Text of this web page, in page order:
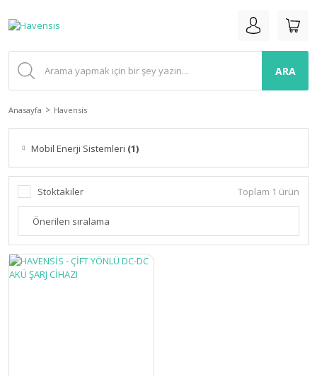
ARA
Anasayfa Havensis
Mobil Enerji Sistemleri (1)
Stoktakiler Toplam 1 ürün